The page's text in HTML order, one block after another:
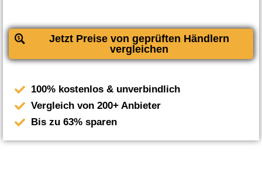
Jetzt Preise von geprüften Händlern
vergleichen
100% kostenlos & unverbindlich
Vergleich von 200+ Anbieter
Bis zu 63% sparen